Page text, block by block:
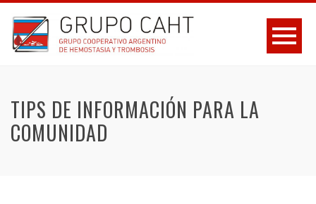
TIPS DE INFORMACIÓN PARA LA
COMUNIDAD